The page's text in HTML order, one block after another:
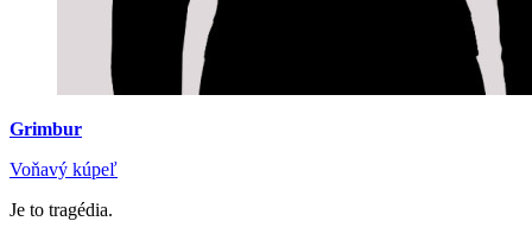
Grimbur
Voňavý kúpeľ
Je to tragédia.